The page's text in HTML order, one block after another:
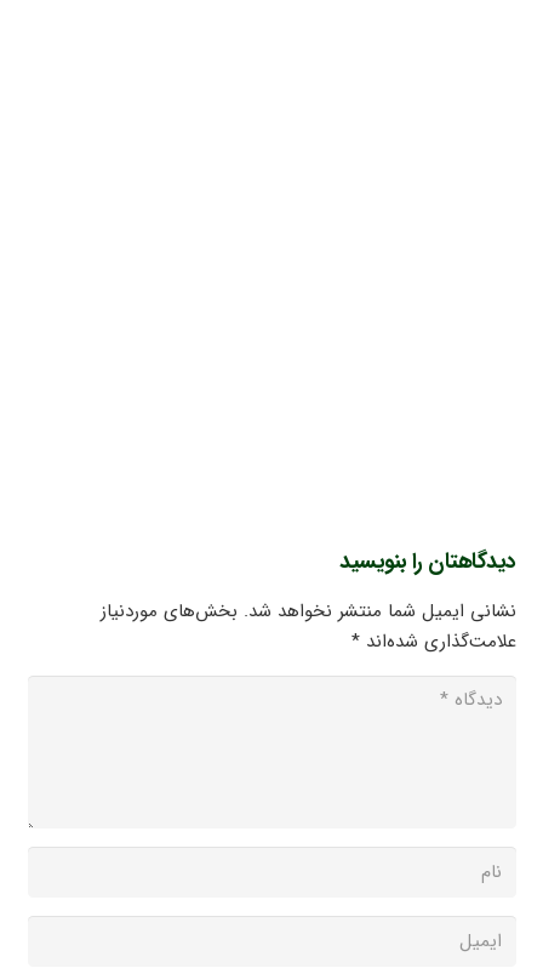
دیدگاهتان را بنویسید
نشانی ایمیل شما منتشر نخواهد شد. بخش‌های موردنیاز
علامت‌گذاری شده‌اند*